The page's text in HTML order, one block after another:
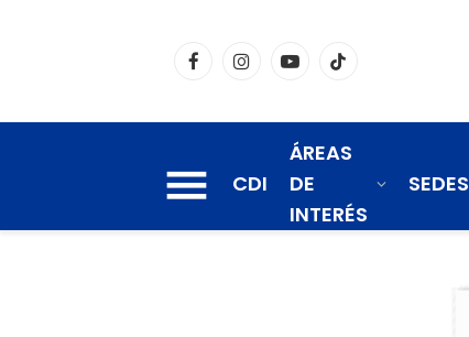
FacebookInstagramYouTubeTikTok
CDI
ÁREAS
DE
INTERÉS
SEDES